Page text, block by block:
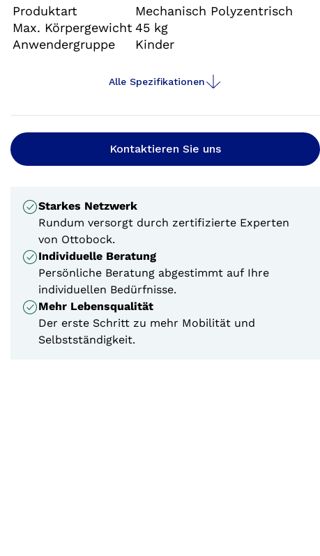
größere movido play bietet Schulkindern
vielfältige Möglichkeiten beim Spielen und
Entdecken.
Produktart
Mechanisch Polyzentrisch
Max. Körpergewicht 45 kg
Anwendergruppe
Kinder
Alle Spezifikationen
Kontaktieren Sie uns
Starkes Netzwerk
Rundum versorgt durch zertifizierte Experten
von Ottobock.
Individuelle Beratung
Persönliche Beratung abgestimmt auf Ihre
individuellen Bedürfnisse.
Mehr Lebensqualität
Der erste Schritt zu mehr Mobilität und
Selbstständigkeit.